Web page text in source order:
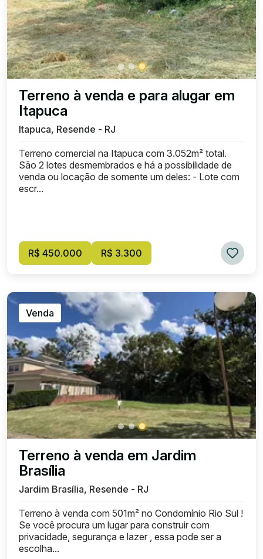
Terreno à venda e para alugar em
Itapuca
Itapuca, Resende - RJ
Terreno comercial na Itapuca com 3.052m² total.
São 2 lotes desmembrados e há a possibilidade de
venda ou locação de somente um deles: - Lote com
escr...
R$ 450.000 R$ 3.300
Venda
Terreno à venda em Jardim
Brasília
Jardim Brasília, Resende - RJ
Terreno à venda com 501m² no Condomínio Rio Sul !
Se você procura um lugar para construir com
privacidade, segurança e lazer , essa pode ser a
escolha...